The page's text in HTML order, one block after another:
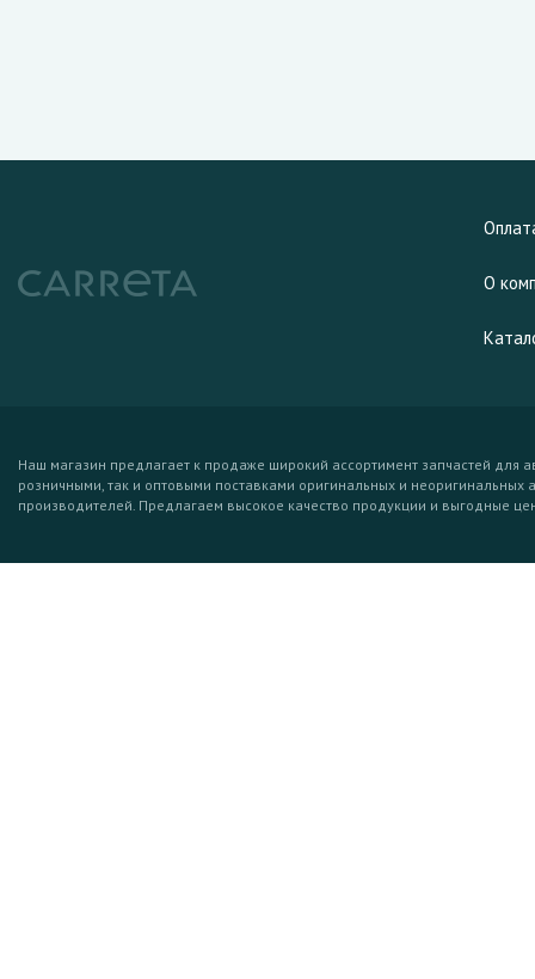
О
Наш магазин предлагает к продаже широкий ассортимент запчастей для
розничными, так и оптовыми поставками оригинальных и неоригинальных
производителей. Предлагаем высокое качество продукции и выгодные